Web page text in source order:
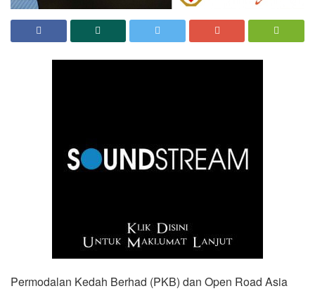
Permodalan Kedah Berhad (PKB) dan Open Road Asia